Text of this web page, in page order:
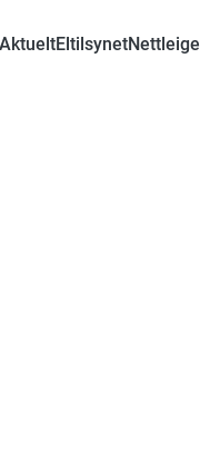
AktueltEltilsynetNettleige